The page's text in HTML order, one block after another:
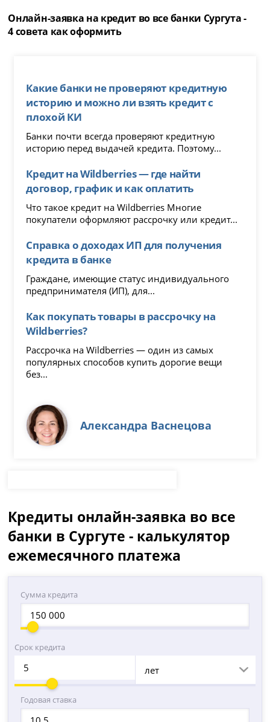
Онлайн-заявка на кредит во все банки Сургута -
4 совета как оформить
Какие банки не проверяют кредитную
историю и можно ли взять кредит с
плохой КИ
Банки почти всегда проверяют кредитную
историю перед выдачей кредита. Поэтому...
Кредит на Wildberries — где найти
договор, график и как оплатить
Что такое кредит на Wildberries Многие
покупатели оформляют рассрочку или кредит...
Справка о доходах ИП для получения
кредита в банке
Граждане, имеющие статус индивидуального
предпринимателя (ИП), для...
Как покупать товары в рассрочку на
Wildberries?
Рассрочка на Wildberries — один из самых
популярных способов купить дорогие вещи
без...
Александра Васнецова
Кредиты онлайн-заявка во все
банки в Сургуте - калькулятор
ежемесячного платежа
Сумма кредита
Срок кредита
лет
Годовая ставка